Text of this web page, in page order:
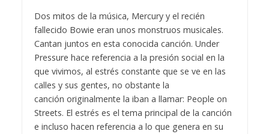
Dos mitos de la música, Mercury y el recién
fallecido Bowie eran unos monstruos musicales.
Cantan juntos en esta conocida canción. Under
Pressure hace referencia a la presión social en la
que vivimos, al estrés constante que se ve en las
calles y sus gentes, no obstante la
canción originalmente la iban a llamar: People on
Streets. El estrés es el tema principal de la canción
e incluso hacen referencia a lo que genera en su